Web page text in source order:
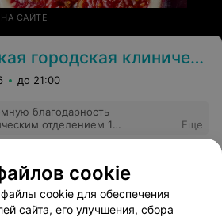
САЙТЕ
клиническая больница №3
до 21:00
благодарность
отделением 1
и врачу-хирургу
внимательное отношение.
от Бога!
Еще
cookie
cookie для обеспечения
сайта, его улучшения, сбора